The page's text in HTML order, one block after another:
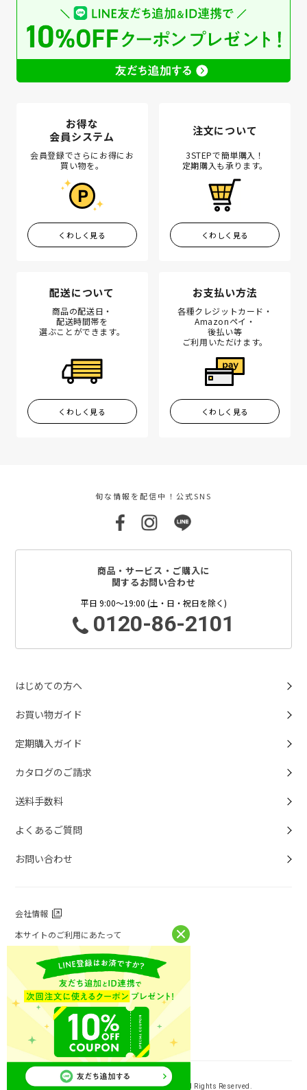
お得な
会員システム
会員登録でさらにお得にお
買い物を。
くわしく見る
注文について
3STEPで簡単購入！
定期購入も承ります。
くわしく見る
配送について
商品の配送日・
配送時間帯を
選ぶことができます。
くわしく見る
お支払い方法
各種クレジットカード・
Amazonペイ・
後払い等
ご利用いただけます。
くわしく見る
旬な情報を配信中！公式SNS
商品・サービス・ご購入に
関するお問い合わせ
平日 9:00～19:00 (土・日・祝日を除く)
0120-86-2101
はじめての方へ
お買い物ガイド
定期購入ガイド
カタログのご請求
送料手数料
よくあるご質問
お問い合わせ
会社情報
本サイトのご利用にあたって
個人情報保護方針
個人情報取扱について
特定商取引法に基づく表記
お問い合わせ
ニチレイフーズ公式ホームページ
Copyright (C) NICHIREI FOODS INC. All Rights Reserved.